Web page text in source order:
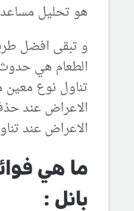
هو تحليل
و تبقى افضل
الطعام هي
تناول نوع
الاعراض عند
الاعراض عند
ما هي
بانل :